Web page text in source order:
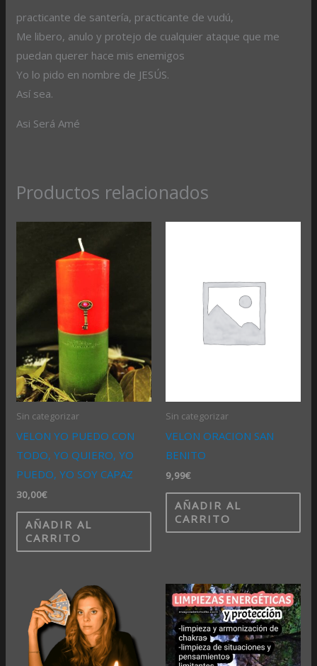
practicante de santería, practicante de vudú,
Me libero, anulo y protejo de cualquier ataque que me
puedan querer hace mis enemigos
Yo lo pido en nombre de JESÚS.
Así sea.
Asi Será Amé
Productos relacionados
Sin categorizar
VELON YO PUEDO CON
TODO, YO QUIERO, YO
PUEDO, YO SOY CAPAZ
30,00€
AÑADIR AL
CARRITO
Sin categorizar
VELON ORACION SAN
BENITO
9,99€
AÑADIR AL
CARRITO